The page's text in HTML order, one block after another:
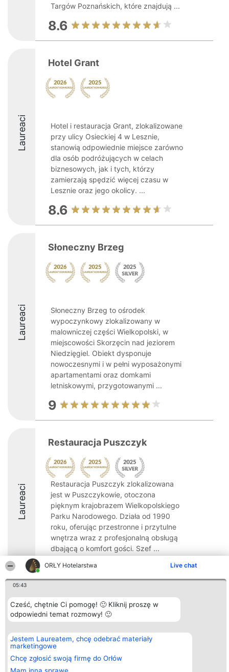
ORŁY Hotelarstwa Live chat
05:43
Cześć, chętnie Ci pomogę! 🙂 Kliknij proszę w
odpowiedni temat rozmowy! 🙂
Jestem Laureatem, chcę odebrać materiały
marketingowe
Chcę zgłosić swoją firmę do Orłów
Targów Poznańskich, które znajdują ...
8.6
Laureaci
Hotel Grant
Hotel i restauracja Grant, zlokalizowane
przy ulicy Osieckiej 4 w Lesznie,
stanowią odpowiednie miejsce zarówno
dla osób podróżujących w celach
biznesowych, jak i tych, którzy
zamierzają spędzić więcej czasu w
Lesznie oraz jego okolicy. ...
8.6
Laureaci
Słoneczny Brzeg
Słoneczny Brzeg to ośrodek
wypoczynkowy zlokalizowany w
malowniczej części Wielkopolski, w
miejscowości Skorzęcin nad jeziorem
Niedzięgiel. Obiekt dysponuje
nowoczesnymi i w pełni wyposażonymi
apartamentami oraz domkami
letniskowymi, przygotowanymi ...
9
Laureaci
Restauracja Puszczyk
Restauracja Puszczyk zlokalizowana
jest w Puszczykowie, otoczona
pięknym krajobrazem Wielkopolskiego
Parku Narodowego. Działa od 1990
roku, oferując przestronne i przytulne
wnętrza wraz z profesjonalną obsługą
dbającą o komfort gości. Szef ...
9.1
Organizator plebiscytu
Bright Side Solutions sp. z o.
o. sp. k.
Wrocław 50-079
KRS 0000749100 | Regon
381313360 | NIP 8943132676
+48 508 492 400
Plebiscyt
Laureaci
Lista
Laureatów
Zasady
Polityka
Kontakt